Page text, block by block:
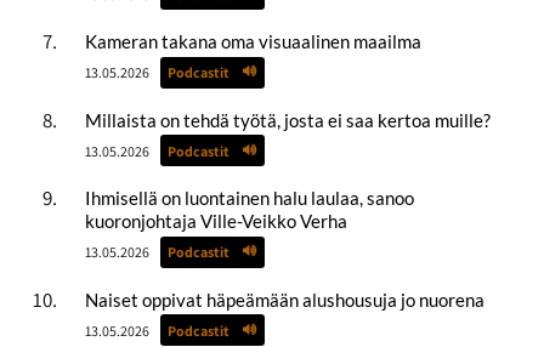
Kameran takana oma visuaalinen maailma
13.05.2026 Podcastit
Millaista on tehdä työtä, josta ei saa kertoa muille?
13.05.2026 Podcastit
Ihmisellä on luontainen halu laulaa, sanoo
kuoronjohtaja Ville-Veikko Verha
13.05.2026 Podcastit
Naiset oppivat häpeämään alushousuja jo nuorena
13.05.2026 Podcastit